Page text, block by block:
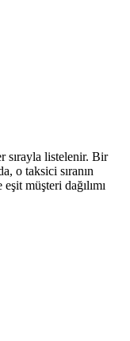
sırayla listelenir. Bir
o taksici sıranın
müşteri dağılımı